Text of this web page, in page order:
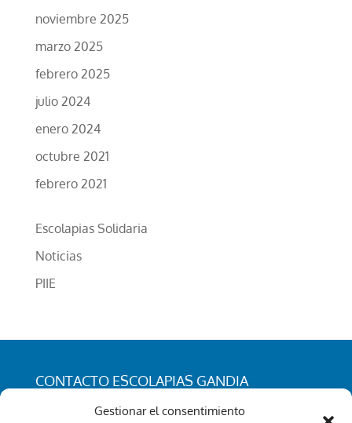
Gestionar el consentimiento
noviembre 2025
marzo 2025
febrero 2025
julio 2024
enero 2024
octubre 2021
febrero 2021
Escolapias Solidaria
Noticias
PIIE
CONTACTO ESCOLAPIAS GANDIA
C/ San Rafael 25. 46701 - Gandia (Valencia)